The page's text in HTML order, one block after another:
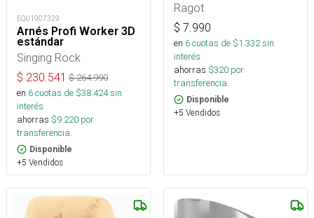
EQU1907329
Arnés Profi Worker 3D
estándar
Singing Rock
$ 230.541 $264.990
en 6cuotas de $38.424sin
interés
ahorras $9.220 por
transferencia.
Disponible
+5 Vendidos
Ragot
$ 7.990
en 6cuotas de $1.332sin
interés
ahorras $320 por
transferencia.
Disponible
+5 Vendidos